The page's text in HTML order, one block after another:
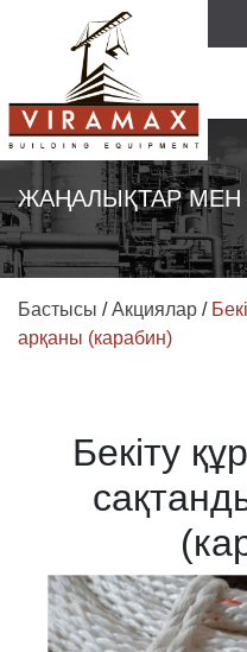
ЖАҢАЛЫҚТАР МЕН
Бастысы /Акциялар /
арқаны (карабин)
Бекіту